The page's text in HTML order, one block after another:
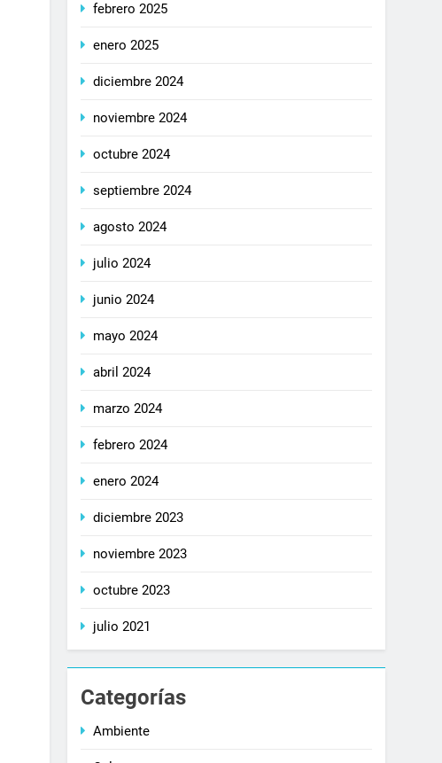
febrero 2025
enero 2025
diciembre 2024
noviembre 2024
octubre 2024
septiembre 2024
agosto 2024
julio 2024
junio 2024
mayo 2024
abril 2024
marzo 2024
febrero 2024
enero 2024
diciembre 2023
noviembre 2023
octubre 2023
julio 2021
Categorías
Ambiente